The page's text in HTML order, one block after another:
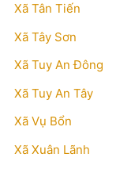
Xã Tân Tiến
Xã Tây Sơn
Xã Tuy An Đông
Xã Tuy An Tây
Xã Vụ Bổn
Xã Xuân Lãnh